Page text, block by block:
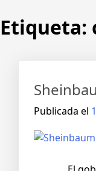
Etiqueta:
Publicada el